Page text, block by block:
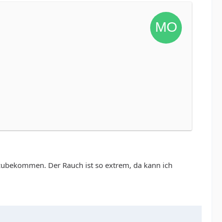
Der Rauch ist so extrem, da kann ich